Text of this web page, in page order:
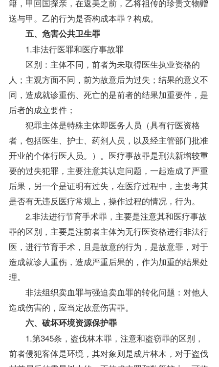
籍，甲回国探亲，在返美之前，乙将祖传的珍贵文物赠
送与甲。乙的行为是否构成本罪？构成。
五、危害公共卫生罪
1.非法行医罪和医疗事故罪
区别：主体不同，前者为未取得医生执业资格的
人；主观方面不同，前为故意后为过失；结果的意义不
同，造成就诊重伤、死亡的是前者的结果加重要件，是
后者的成立要件；
犯罪主体是特殊主体即医务人员（具有行医资格
者，包括医生、护士、药剂人员，以及经主管部门批准
开业的个体行医人员。）。医疗事故罪是刑法新增较重
要的过失犯罪，主要注意其认定问题，一起造成了严重
后果，另一个是证明有过失，在医疗过程中，主要考其
是否有无违反医疗常规上，操作过程的情况，行为。
2.非法进行节育手术罪，主要是注意其和医疗事故
罪的区别，主要是注前者主体为无行医资格进行非法行
医，进行节育手术，且是故意的行为，是故意罪，对于
造成就诊人重伤，造成严重后果的，作为加重的结果处
理。
非法组织卖血罪与强迫卖血罪的转化问题：对他人
造成伤害的，应当定故意伤害罪。
六、破坏环境资源保护罪
1.第345条，盗伐林木罪，注意和盗窃罪的区别，
前者侵犯客体是环境，其对象则是成片林木，对于盗伐